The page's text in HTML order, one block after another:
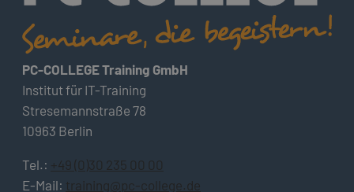
PC-COLLEGE Training GmbH
Institut für IT-Training
Stresemannstraße 78
10963 Berlin
Tel.: +49 (0)30 235 00 00
E-Mail: training@pc-college.de